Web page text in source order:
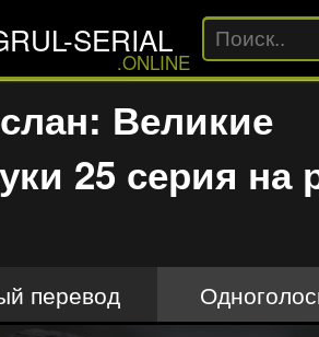
SERIAL
.ONLINE
Великие
25 серия на
перевод